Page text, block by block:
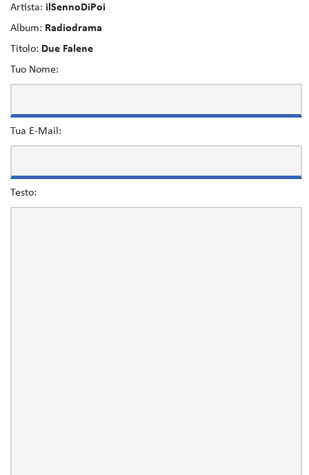
Artista: ilSennoDiPoi
Album: Radiodrama
Titolo: Due Falene
Tuo Nome:
Tua E-Mail:
Testo: